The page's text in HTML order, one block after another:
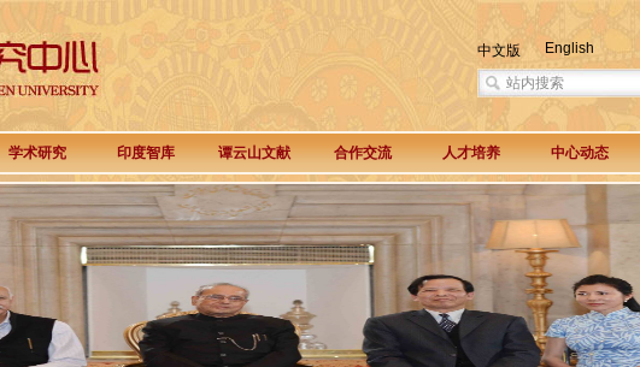
中文版 English
学术研究 印度智库 谭云山文献 合作交流 人才培养 中心动态